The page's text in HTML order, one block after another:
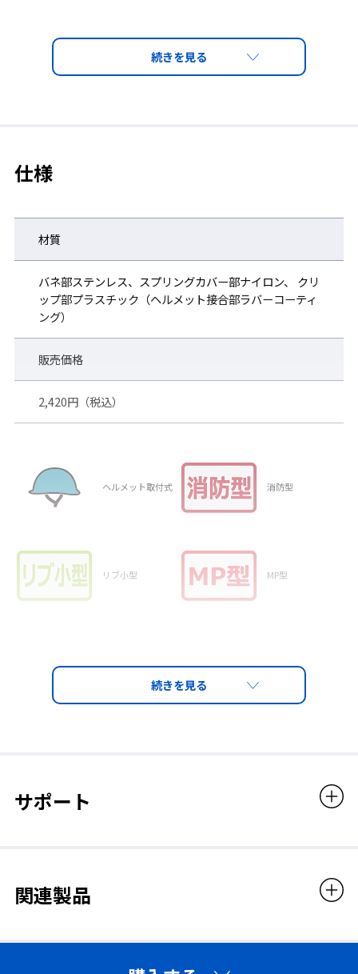
ゴーグルフックをつけ外しするだけで、他タイプの
ベルトに交換が可能（別売）
クイックベルト（YGB-231）
●YCPスプリングバンド（YCP用 SPBセット）
●SRベルト
SRベルトにベルトクリップ（YCP-1／別売）
ことでヘルメットとの相性がさらにアップ。
YG-6000用ゴーグル用スペアベルト
●標準タイプ
YG-6000 保護ゴーグル用 スペアベルト
YG-6000BB 保護ゴーグル用 スペアベルト
仕様
材質
バネ部ステンレス、スプリングカバー部ナイロン、 クリ
ップ部プラスチック（ヘルメット接合部ラバーコーティ
ング）
販売価格
2,420円（税込）
ヘルメット取付式 消防型
リブ小型 MP型
フラット型 溝付型
サポート
関連製品